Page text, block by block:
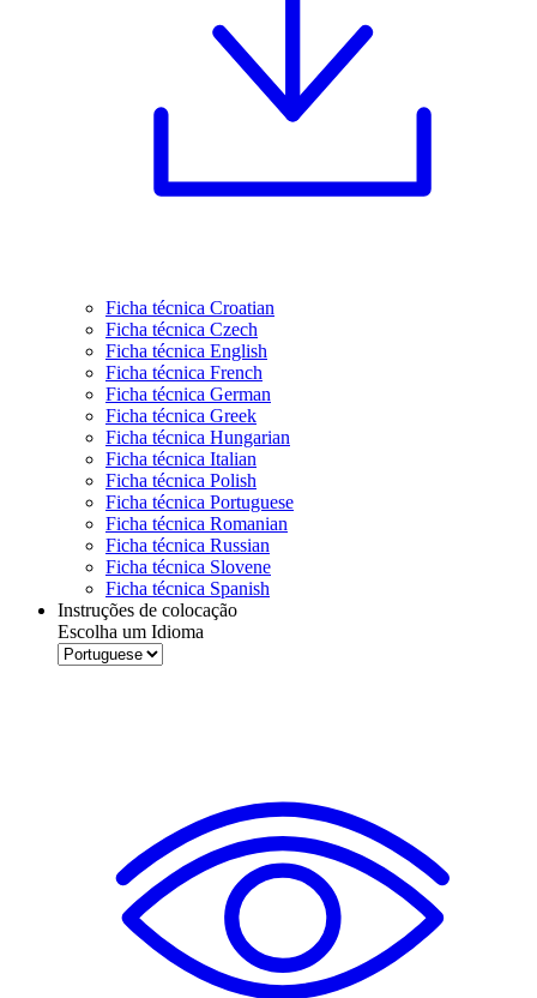
Ficha técnica Croatian
Ficha técnica Czech
Ficha técnica English
Ficha técnica French
Ficha técnica German
Ficha técnica Greek
Ficha técnica Hungarian
Ficha técnica Italian
Ficha técnica Polish
Ficha técnica Portuguese
Ficha técnica Romanian
Ficha técnica Russian
Ficha técnica Slovene
Ficha técnica Spanish
Instruções de colocação
Escolha um Idioma